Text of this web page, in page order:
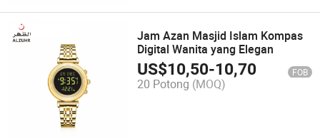
Jam Azan Masjid Islam Kompas
Digital Wanita yang Elegan
US$10,50-10,70 FOB
20 Potong (MOQ)